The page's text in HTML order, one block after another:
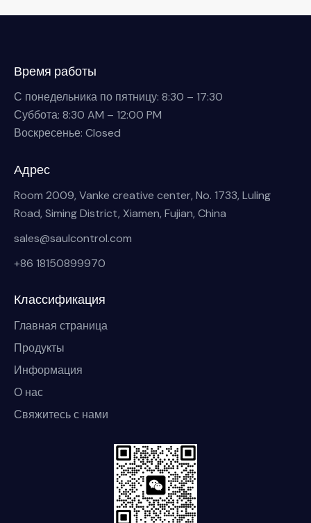
Время работы
С понедельника по пятницу: 8:30 – 17:30
Суббота: 8:30 AM – 12:00 PM
Воскресенье: Closed
Адрес
Room 2009, Vanke creative center, No. 1733, Luling
Road, Siming District, Xiamen, Fujian, China
sales@saulcontrol.com
+86 18150899970
Классификация
Главная страница
Продукты
Информация
О нас
Свяжитесь с нами